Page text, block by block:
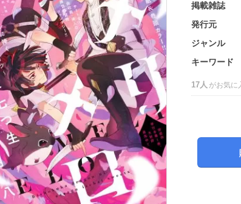
掲載雑誌
発行元
ジャンル
キーワード
17人 がお気に